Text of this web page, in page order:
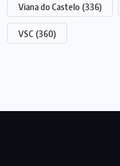
Viana do Castelo (336)
VSC (360)